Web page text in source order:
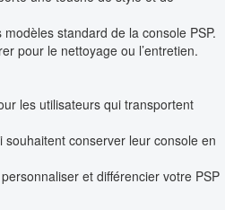
standard de la console PSP.
pour le nettoyage ou l’entretien.
les utilisateurs qui transportent
souhaitent conserver leur console en
et différencier votre PSP